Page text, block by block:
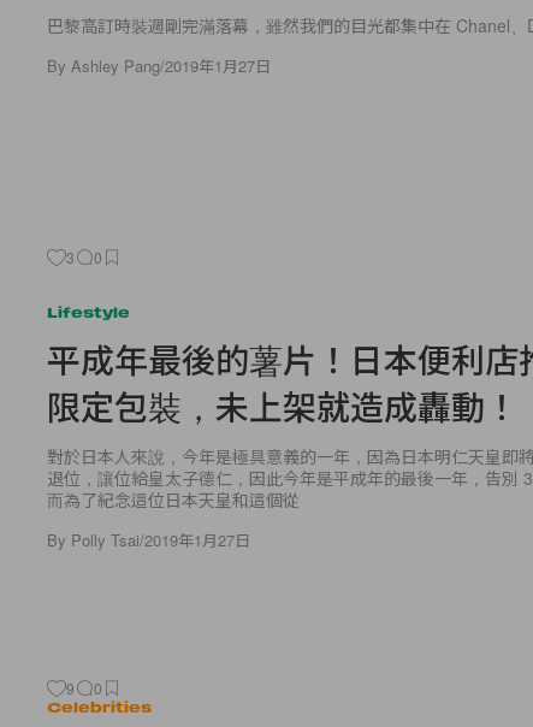
巴黎高訂時裝週剛完滿落幕，雖然我們的目光都集中在 Chanel、
By Ashley Pang/2019年1月27日
3 0
Lifestyle
平成年最後的薯片！日本便利店
限定包裝，未上架就造成轟動！
對於日本人來說，今年是極具意義的一年，因為日本明仁天皇即
退位，讓位給皇太子德仁，因此今年是平成年的最後一年，告別
而為了紀念這位日本天皇和這個從
By Polly Tsai/2019年1月27日
9 0
Celebrities